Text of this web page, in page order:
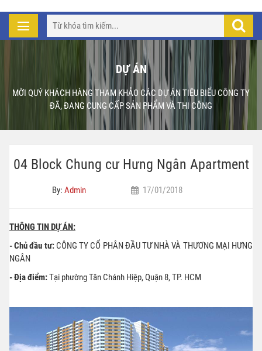
DỰ ÁN
MỜI QUÝ KHÁCH HÀNG THAM KHẢO CÁC DỰ ÁN TIÊU BIỂU CÔNG TY
ĐÃ, ĐANG CUNG CẤP SẢN PHẨM VÀ THI CÔNG
04 Block Chung cư Hưng Ngân Apartment
By: Admin 17/01/2018
THÔNG TIN DỰ ÁN:
- Chủ đầu tư:CÔNG TY CỔ PHÂN ĐẦU TƯ NHÀ VÀ THƯƠNG MẠI HƯNG
NGÂN
- Địa điểm:Tại phường Tân Chánh Hiệp, Quận 8, TP. HCM